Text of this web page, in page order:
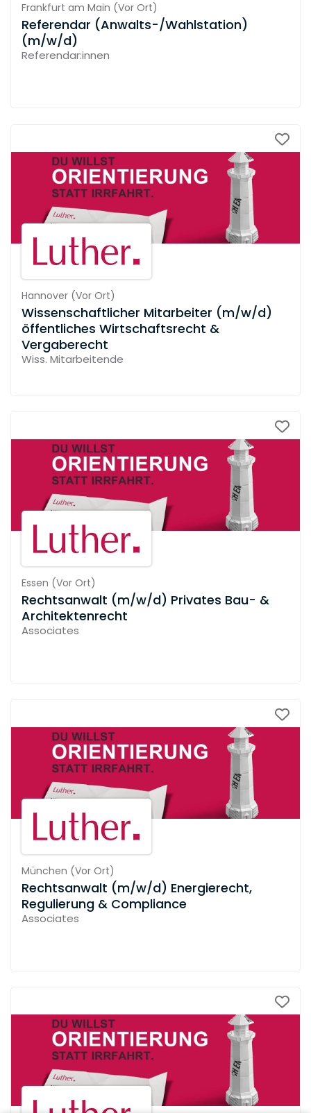
Frankfurt am Main (Vor Ort)
Referendar (Anwalts-/Wahlstation)
(m/w/d)
Referendar:innen
Hannover (Vor Ort)
Wissenschaftlicher Mitarbeiter (m/w/d)
öffentliches Wirtschaftsrecht &
Vergaberecht
Wiss. Mitarbeitende
Essen (Vor Ort)
Rechtsanwalt (m/w/d) Privates Bau- &
Architektenrecht
Associates
München (Vor Ort)
Rechtsanwalt (m/w/d) Energierecht,
Regulierung & Compliance
Associates